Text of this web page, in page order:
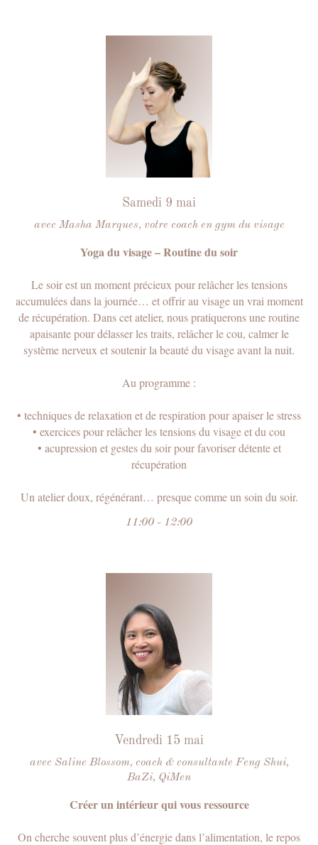
Samedi 9 mai
avec Masha Marques, votre coach en gym du visage
Yoga du visage – Routine du soir
Le soir est un moment précieux pour relâcher les tensions
accumulées dans la journée… et offrir au visage un vrai moment
de récupération. Dans cet atelier, nous pratiquerons une routine
apaisante pour délasser les traits, relâcher le cou, calmer le
système nerveux et soutenir la beauté du visage avant la nuit.
Au programme :
• techniques de relaxation et de respiration pour apaiser le stress
• exercices pour relâcher les tensions du visage et du cou
• acupression et gestes du soir pour favoriser détente et
récupération
Un atelier doux, régénérant… presque comme un soin du soir.
11:00 - 12:00
Vendredi 15 mai
avec Saline Blossom, coach & consultante Feng Shui,
BaZi, QiMen
Créer un intérieur qui vous ressource
On cherche souvent plus d’énergie dans l’alimentation, le repos
JE PROFITE DE LA VERSION D'ESSAI
Rejoignez une
communauté
bienveillante et accueillante
accès à un chat privé. Ici, nous partageons
nos expériences, nos ressources, et nos